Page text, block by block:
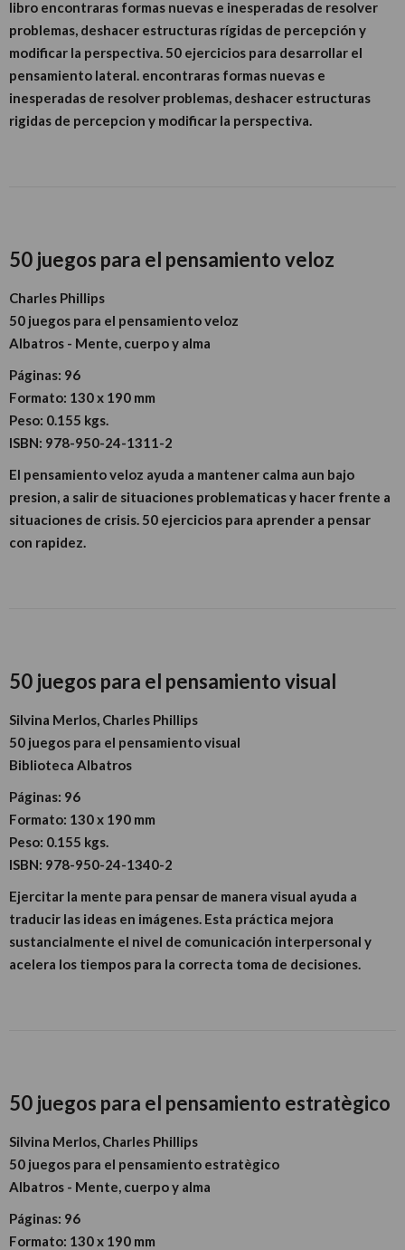
libro encontraras formas nuevas e inesperadas de resolver
problemas, deshacer estructuras rígidas de percepción y
modificar la perspectiva. 50 ejercicios para desarrollar el
pensamiento lateral. encontraras formas nuevas e
inesperadas de resolver problemas, deshacer estructuras
rigidas de percepcion y modificar la perspectiva.
50 juegos para el pensamiento veloz
Charles Phillips
50 juegos para el pensamiento veloz
Albatros - Mente, cuerpo y alma
Páginas: 96
Formato: 130 x 190 mm
Peso: 0.155 kgs.
ISBN: 978-950-24-1311-2
El pensamiento veloz ayuda a mantener calma aun bajo
presion, a salir de situaciones problematicas y hacer frente a
situaciones de crisis. 50 ejercicios para aprender a pensar
con rapidez.
50 juegos para el pensamiento visual
Silvina Merlos, Charles Phillips
50 juegos para el pensamiento visual
Biblioteca Albatros
Páginas: 96
Formato: 130 x 190 mm
Peso: 0.155 kgs.
ISBN: 978-950-24-1340-2
Ejercitar la mente para pensar de manera visual ayuda a
traducir las ideas en imágenes. Esta práctica mejora
sustancialmente el nivel de comunicación interpersonal y
acelera los tiempos para la correcta toma de decisiones.
50 juegos para el pensamiento estratègico
Silvina Merlos, Charles Phillips
50 juegos para el pensamiento estratègico
Albatros - Mente, cuerpo y alma
Páginas: 96
Formato: 130 x 190 mm